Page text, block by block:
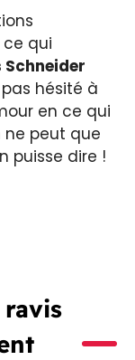
ce qui
Schneider
hésité à
en ce qui
ne peut que
puisse dire !
ravis